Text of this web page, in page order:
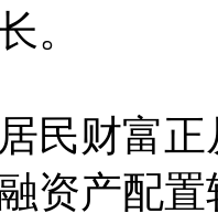
。
民财富
资产配